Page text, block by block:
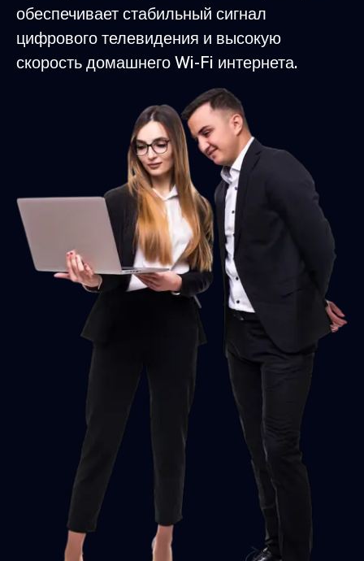
обеспечивает стабильный сигнал
цифрового телевидения и высокую
скорость домашнего Wi-Fi интернета.